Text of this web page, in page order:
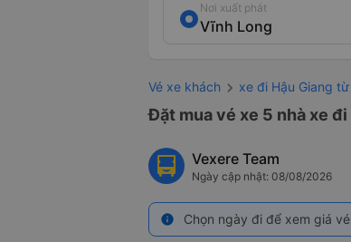
Nơi xuất phát
Vé xe khách xe đi Hậu Giang
Đặt mua vé xe 5 nhà xe
Vexere Team
Ngày cập nhật: 08/08/2026
info Chọn ngày đi để xem giá